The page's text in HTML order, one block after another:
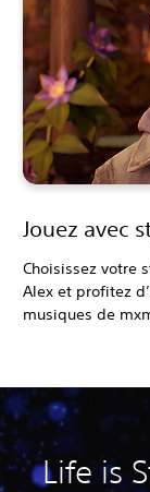
Jouez avec
Choisissez votre
Alex et profitez
musiques de
Life is